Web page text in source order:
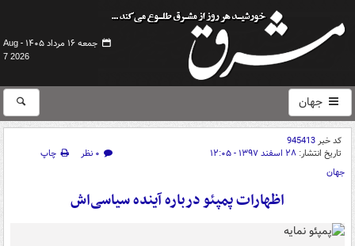
جمعه ۱۶ مرداد ۱۴۰۵ -
Aug
7 2026
جهان
کد خبر945413
تاریخ انتشار: ۲۸ اسفند ۱۳۹۷ - ۱۲:۰۵ ۰ نظر
چاپ
جهان
اظهارات پمپئو درباره آینده سیاسی‌اش